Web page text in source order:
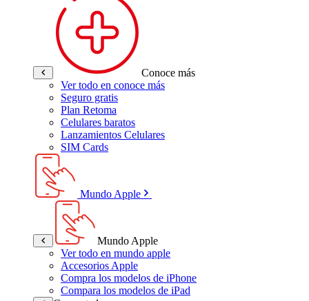
Conoce más
Ver todo en conoce más
Seguro gratis
Plan Retoma
Celulares baratos
Lanzamientos Celulares
SIM Cards
Mundo Apple
Mundo Apple
Ver todo en mundo apple
Accesorios Apple
Compra los modelos de iPhone
Compara los modelos de iPad